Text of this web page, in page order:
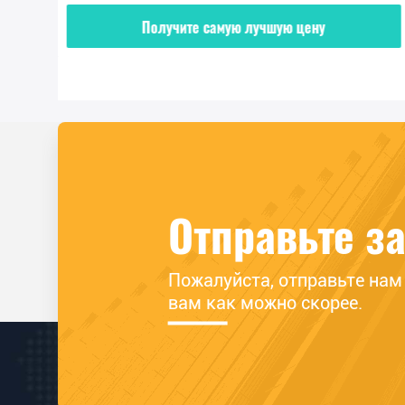
Получите самую лучшую цену
Отправьте
Пожалуйста, отправьте
вам как можно скорее.